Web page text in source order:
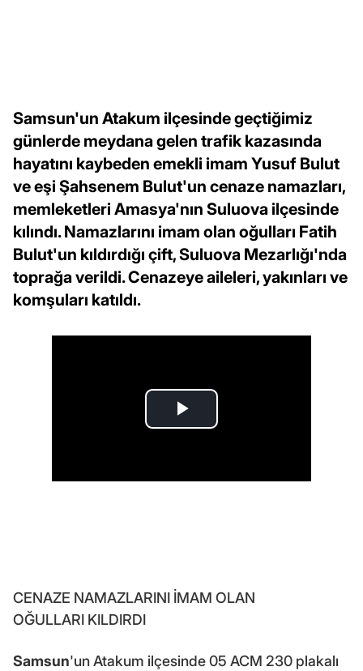
Samsun'un Atakum ilçesinde geçtiğimiz
günlerde meydana gelen trafik kazasında
hayatını kaybeden emekli imam Yusuf Bulut
ve eşi Şahsenem Bulut'un cenaze namazları,
memleketleri Amasya'nın Suluova ilçesinde
kılındı. Namazlarını imam olan oğulları Fatih
Bulut'un kıldırdığı çift, Suluova Mezarlığı'nda
toprağa verildi. Cenazeye aileleri, yakınları ve
komşuları katıldı.
CENAZE NAMAZLARINI İMAM OLAN
OĞULLARI KILDIRDI
Samsun'un Atakum ilçesinde 05 ACM 230 plakalı